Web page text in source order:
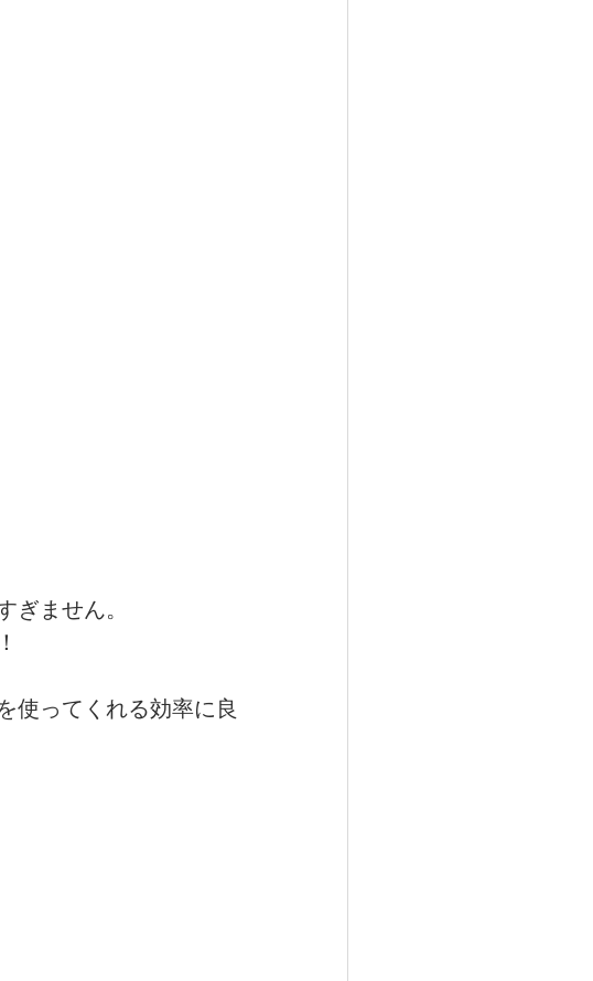
ぎません。
使ってくれる効率に良